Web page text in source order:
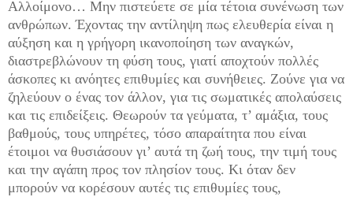
Αλλοίμονο… Μην πιστεύετε σε μία τέτοια συνένωση των
ανθρώπων. Έχοντας την αντίληψη πως ελευθερία είναι η
αύξηση και η γρήγορη ικανοποίηση των αναγκών,
διαστρεβλώνουν τη φύση τους, γιατί αποχτούν πολλές
άσκοπες κι ανόητες επιθυμίες και συνήθειες. Ζούνε για να
ζηλεύουν ο ένας τον άλλον, για τις σωματικές απολαύσεις
και τις επιδείξεις. Θεωρούν τα γεύματα, τ’ αμάξια, τους
βαθμούς, τους υπηρέτες, τόσο απαραίτητα που είναι
έτοιμοι να θυσιάσουν γι’ αυτά τη ζωή τους, την τιμή τους
και την αγάπη προς τον πλησίον τους. Κι όταν δεν
μπορούν να κορέσουν αυτές τις επιθυμίες τους,